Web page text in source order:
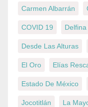
Carmen Albarrán
COVID 19
Desde Las Alturas
El Oro Elías
Estado De México
Jocotitlán La